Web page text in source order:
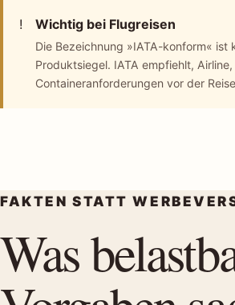
! Wichtig bei Flugreisen
Die Bezeichnung »IATA-konform« ist
Produktsiegel. IATA empfiehlt,
Containeranforderungen vor der
FAKTEN STATT
Was